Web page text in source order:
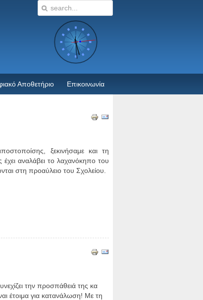
Αποθετήριο Επικοινωνία
ξεκινήσαμε και τη
αναλάβει το λαχανόκηπο του
στη προαύλειο του Σχολείου.
την προσπάθειά της κα
έτοιμα για κατανάλωση! Με τη